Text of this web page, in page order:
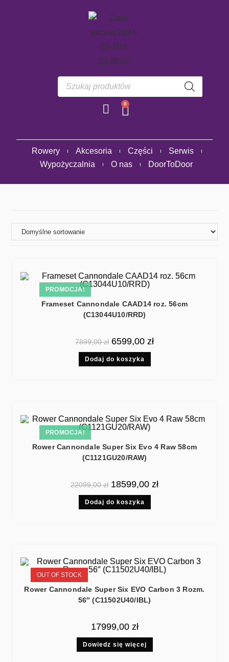
0
Rowery Akcesoria Części
Serwis
Wypożyczalnia
O nas DoorToDoor
PROMOCJA!
Frameset Cannondale CAAD14 roz. 56cm
(C13044U10/RRD)
7899,00zł 6599,00 zł
Dodaj do koszyka
PROMOCJA!
Rower Cannondale Super Six Evo 4 Raw 58cm
(C1121GU20/RAW)
22099,00zł 18599,00 zł
Dodaj do koszyka
OUT OF STOCK
Rower Cannondale Super Six EVO Carbon 3 Rozm.
56″ (C11502U40/IBL)
17999,00 zł
Dowiedz się więcej